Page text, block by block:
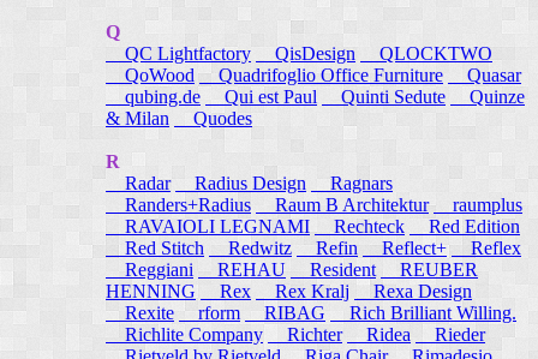
Q
QC Lightfactory
QisDesign
QLOCKTWO
QoWood Quadrifoglio Office Furniture
Quasar
qubing.de
Qui est Paul Quinti Sedute
Quinze
& Milan
Quodes
R
Radar
Radius Design
Ragnars
Randers+Radius
Raum B Architektur raumplus
RAVAIOLI LEGNAMI
Rechteck
Red Edition
Red Stitch
Redwitz Refin Reflect+
Reflex
Reggiani
REHAU Resident
REUBER
HENNING
Rex Rex Kralj
Rexa Design
Rexite
rform RIBAG
Rich Brilliant Willing.
Richlite Company
Richter Ridea
Rieder